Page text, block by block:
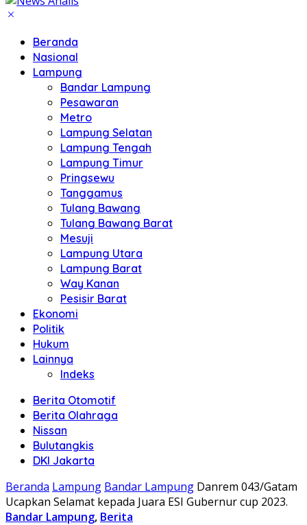
Beranda
Nasional
Lampung
Bandar Lampung
Pesawaran
Metro
Lampung Selatan
Lampung Tengah
Lampung Timur
Pringsewu
Tanggamus
Tulang Bawang
Tulang Bawang Barat
Mesuji
Lampung Utara
Lampung Barat
Way Kanan
Pesisir Barat
Ekonomi
Politik
Hukum
Lainnya
Indeks
Berita Otomotif
Berita Olahraga
Nissan
Bulutangkis
DKI Jakarta
Beranda Lampung Bandar Lampung Danrem 043/Gatam
Ucapkan Selamat kepada Juara ESI Gubernur cup 2023.
Bandar Lampung, Berita